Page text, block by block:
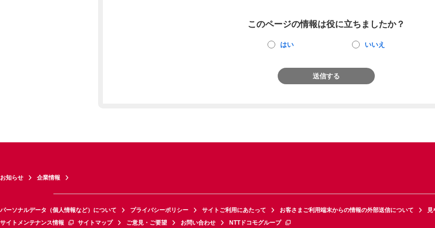
このページの情報は役に立ちましたか？
はい いいえ
送信する
お知らせ 企業情報
パーソナルデータ（個人情報など）について プライバシーポリシー サイトご利用にあたって お客さまご利用端末からの情報の外部送信について
見
サイトメンテナンス情報
サイトマップ ご意見・ご要望 お問い合わせ NTTドコモグループ